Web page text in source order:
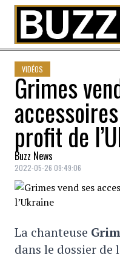
Skip to content
VIDÉOS
Grimes
profit de
Buzz News
2022-05-26 09:49:06
La chanteuse
dans le dossier de